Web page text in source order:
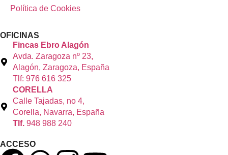
Política de Cookies
OFICINAS
Fincas Ebro Alagón
Avda. Zaragoza nº 23,
Alagón, Zaragoza, España
Tlf: 976 616 325
CORELLA
Calle Tajadas, no 4,
Corella, Navarra, España
Tlf. 948 988 240
ACCESO